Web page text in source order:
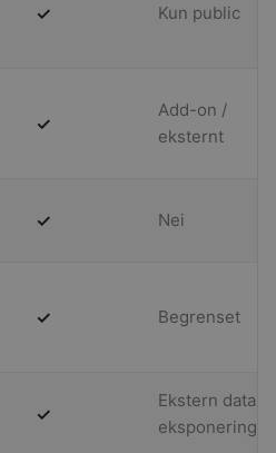
✓ Kun public
✓
Add-on /
eksternt
✓ Nei
✓ Begrenset
✓
Ekstern data-
eksponering